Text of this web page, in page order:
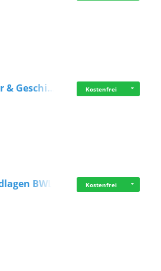
& Geschi… Kostenfrei
BWL Kostenfrei